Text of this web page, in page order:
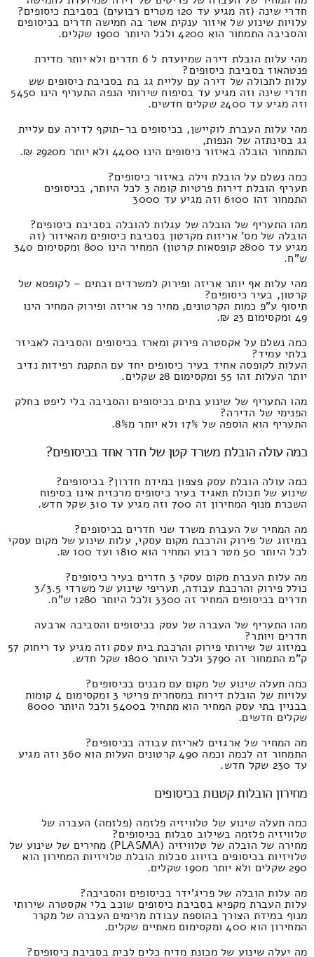
חדרי שינה (זה מגיע עד 120 מטרים רבועים) בסביבת כיסופים?
עלויות שינוע של איזור ענקית אשר בה חמישה חדרים בכיסופים
והסביבה התמחור הוא 4200 ולכל היותר 1900 שקלים.
מהי עלות הובלת דירה שמיועדת ל 6 חדרים ולא יותר מדירת
פנטהאוז בסביבת כיסופים?
עלות לתכולה של דירה עם עליית גג בת בסביבת כיסופים שש
חדרי שינה וזה מגיע עד בסיפוח שירותי הנפה התעריף הינו 5450
וזה מגיע עד 2400 שקלים חדשים.
מהי עלות העברת לוקיישן, בכיסופים בר-תוקף לדירה עם עליית
גג בסינתזה של הנפות,
התמחור הובלה באיזור כיסופים הינו 4400 ולא יותר מ2920 ₪.
כמה נשלם על הובלת וילה באיזור כיסופים?
תעריף הובלת דירות פרטיות קומה 3 לכל היותר, בכיסופים
התמחור זהו 6100 וזה מגיע עד 3000
מהו התעריף של הובלה של עגלות להובלה בסביבת כיסופים?
הובלה של מס' אריזות מקרטון בסביבת כיסופים מהאיזור (זה
מגיע עד 2800 קופסאות קרטון) המחיר הינו 800 ומקסימום 340
ש"ח.
מהי עלות אף יותר אריזה ופירוק למשרדים ובתים – לקופסא של
קרטון, בעיר כיסופים?
תיסוף ע"פ כמות הקרטונים, מחיר פר אריזה ופירוק המחיר הינו
49 ומקסימום 23 ₪.
כמה נשלם על אקסטרה פירוק ומארז בכיסופים והסביבה לאביזר
בלתי עמיד?
העלות לקופסה אחיד בעיר כיסופים יחד עם התקנת רפידות נדיב
יותר העלות זהו 55 ומקסימום 28 שקלים.
מהו התעריף של שינוע בתים בכיסופים והסביבה בלי ליפט בחלק
הפנימי של הדירה?
התעריף הוא הוספה של 17% ולא יותר מ8%.
כמה עולה הובלת משרד קטן של חדר אחד בכיסופים?
כמה עולה הובלת עסק פצפון במידת חדרון? בכיסופים?
שינוע של תכולת תאגיד בעיר כיסופים מרכזית אינו בסיפוח
השכרת מנוף המחירון זה 700 וזה מגיע עד 310 שקל חדש.
מה המחיר של העברת משרד שני חדרים בכיסופים?
במיזוג של פירוק והרכבת מקום עסקי, עלות שינוע של מקום עסקי
לכל היותר 50 מטר רבוע המחיר הוא 1810 ועד 100 ₪.
מה עלות העברת מקום עסקי 3 חדרים בעיר כיסופים?
כולל פירוק והרכבת עבודה, תעריפי שינוע של משרדי 3/3.5
חדרים בכיסופים המחיר זה 3300 ולכל היותר 1280 ש"ח.
מהו התעריף של העברה של עסק בכיסופים והסביבה ארבעה
חדרים ויותר?
במיזוג של שירותי פירוק והרכבת בית עסק וזה מגיע עד ריחוק 57
ק"מ התמחור זה 3790 ולכל היותר 1800 שקל חדש.
כמה תעלה שינוע של מקום עם מבנים בכיסופים?
עלויות של הובלת דירות במסחרית פריטי 3 ומקסימום 4 קומות
בבניין בתי עסק המחיר הוא מתחיל ב5400 ולכל היותר 8000
שקלים חדשים.
מה המחיר של ארגזים לאריזת עבודה בכיסופים?
התמחור זה לכמה וכמה 490 קרטונים העלות הוא 360 וזה מגיע
עד 230 שקל חדש.
מחירון הובלות קטנות בכיסופים
כמה תעלה שינוע של טלוויזיה פלזמה (פלזמה) העברה של
טלוויזיה פלזמה בשילוב סבלות בכיסופים?
מחירה של הובלה של טלוויזיה (PLASMA) מחירים של שינוע של
טלויזיות בכיסופים בזיווג סבלות הובלת טלויזיות המחירון הוא
290 שקלים ולא יותר מ190 שקלים.
מה עלות הובלה של פריג'ידר בכיסופים והסביבה?
עלות העברת מקפיא בסביבת כיסופים שוכב בלי אקסטרה שירותי
מנוף במידת הצורך בהוספת עבודת מרימים העברה של מקרר
המחירון הוא 400 ומקסימום מאתיים שקלים.
מה יעלה שינוע של מכונת מדיח כלים לבית בסביבת כיסופים?